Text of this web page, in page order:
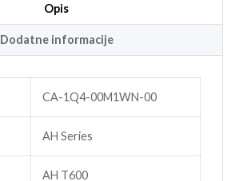
Opis
Dodatne informacije
CA-1Q4-00M1WN-00
AH Series
AH T600